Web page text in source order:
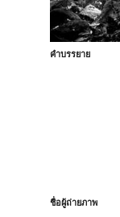
คำบรรยาย
ชื่อผู้ถ่ายภาพ